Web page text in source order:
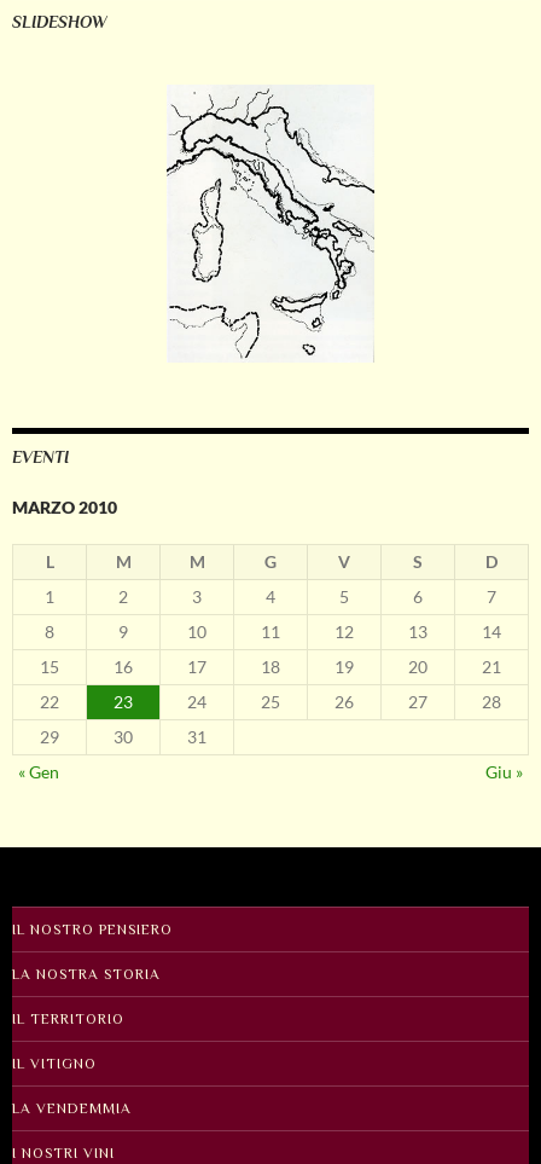
SLIDESHOW
EVENTI
MARZO 2010
L M M G V S
D
1
2 3 4 5 6
7
8
9 10 11 12 13
14
15
16 17 18 19 20
21
22
23 24 25 26 27
28
29
30
31
« Gen
Giu »
IL NOSTRO PENSIERO
LA NOSTRA STORIA
IL TERRITORIO
IL VITIGNO
LA VENDEMMIA
I NOSTRI VINI